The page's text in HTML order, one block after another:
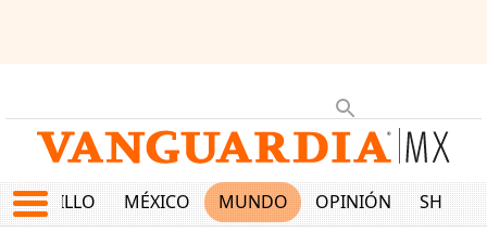
SALTILLO MÉXICO MUNDO OPINIÓN SHOW